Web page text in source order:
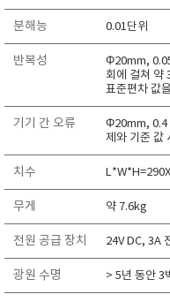
WATER-I.D
분해능 0.01단위
반복성
Φ20mm,
회에 걸쳐 약
표준편차 값
기기 간 오류
Φ20mm, 0.4
제와 기준 값
치수
무게 약 7.6kg
전원 공급 장치 24V DC, 3A
광원 수명 > 5년 동안 3